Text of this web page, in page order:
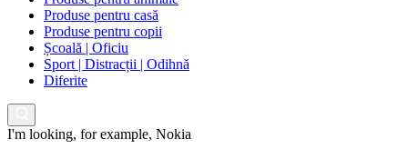
Produse pentru casă
Produse pentru copii
Școală | Oficiu
Sport | Distracții | Odihnă
Diferite
I'm looking, for example, Nokia